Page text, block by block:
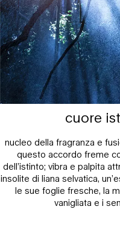
cuore
nucleo della fragranza e
questo accordo freme
dell’istinto; vibra e palpita
insolite di liana selvatica,
le sue foglie fresche, la
vanigliata e i